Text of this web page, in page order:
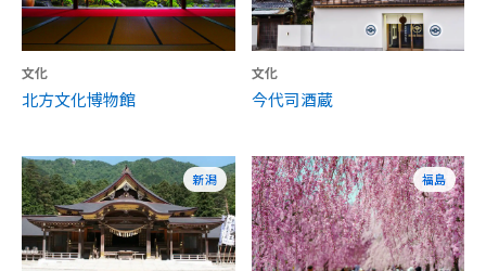
文化
北方文化博物館
文化
今代司酒蔵
新潟 福島